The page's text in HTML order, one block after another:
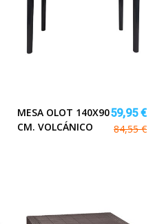
MESA OLOT 140X90
CM. VOLCÁNICO
59,95 €
84,55 €